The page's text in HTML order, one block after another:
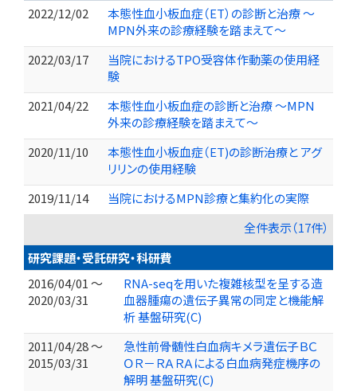
2022/12/02
本態性血小板血症（ET）の診断と治療 〜
MPN外来の診療経験を踏まえて〜
2022/03/17
当院におけるTPO受容体作動薬の使用経
験
2021/04/22
本態性血小板血症の診断と治療 〜MPN
外来の診療経験を踏まえて〜
2020/11/10
本態性血小板血症（ET)の診断治療と アグ
リリンの使用経験
2019/11/14
当院におけるMPN診療と集約化の実際
全件表示（17件）
研究課題・受託研究・科研費
2016/04/01 ～
2020/03/31
RNA-seqを用いた複雑核型を呈する造
血器腫瘍の遺伝子異常の同定と機能解
析 基盤研究(C)
2011/04/28 ～
2015/03/31
急性前骨髄性白血病キメラ遺伝子ＢＣ
ＯＲ－ＲＡＲＡによる白血病発症機序の
解明 基盤研究(C)